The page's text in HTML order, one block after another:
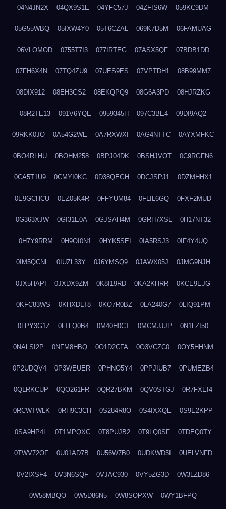
04N4JN2X 04QX9S1E 04YFC57J 04ZFIS6W 059KC9DM
05G55WBQ 05IXW4Y0 05T6CZAL 069K7D5M 06FAMUAG
06VLOMOD 0755T7I3 077IRTEG 07ASX5QF 07BDB1DD
07FH6X4N 07TQ4ZU9 07UES9ES 07VPTDH1 08B99MM7
08DIX912 08EH3GS2 08EKQPQ9 08G6A3PD 08HJRZKG
08R2TE13 091V6YQE 0959345H 097C3BE4 09DI9AQ2
09RKK0JO 0A54G2WE 0A7RXWXI 0AG4NTTC 0AYXMFKC
0BO4RLHU 0BOHM258 0BPJ04DK 0BSHJVOT 0C9RGFN6
0CA5T1U9 0CMYI0KC 0D38QEGH 0DCJSPJ1 0DZMHHX1
0E9GCHCU 0EZ05K4R 0FFYUM84 0FLIL6GQ 0FXF2MUD
0G363XJW 0GI31E0A 0GJSAH4M 0GRH7XSL 0H17NT32
0H7Y9RRM 0H9OI0N1 0HYK5SEI 0IA5RSJ3 0IF4Y4UQ
0IM5QCNL 0IUZL33Y 0J6YMSQ9 0JAWX05J 0JMG9NJH
0JX5HAPI 0JXDX9ZM 0K8I19RD 0KA2KHRR 0KCE9EJG
0KFC83WS 0KHXDLT8 0KO7R0BZ 0LA240G7 0LIQ91PM
0LPY3G1Z 0LTLQ0B4 0M40H0CT 0MCMJJJP 0N1LZI50
0NALSI2P 0NFM8HBQ 0O1D2CFA 0O3VCZC0 0OY5HHNM
0P2UDQV4 0P3WEUER 0PHNO5Y4 0PPJIUB7 0PUMEZB4
0QLRKCUP 0QO261FR 0QR27BKM 0QV0STGJ 0R7FXEI4
0RCWTWLK 0RH9C3CH 0S284R8O 0S4IXXQE 0S9E2KPP
0SA9HP4L 0T1MPQXC 0T8PUJB2 0T9LQ0SF 0TDEQ0TY
0TWV72OF 0U01AD7B 0U56W7B0 0UDKWD5I 0UELVNFD
0V2IXSF4 0V3N6SQF 0VJAC930 0VY5ZG3D 0W3LZD86
0W58MBQO 0W5D86N5 0W8SOPXW 0WY1BFPQ